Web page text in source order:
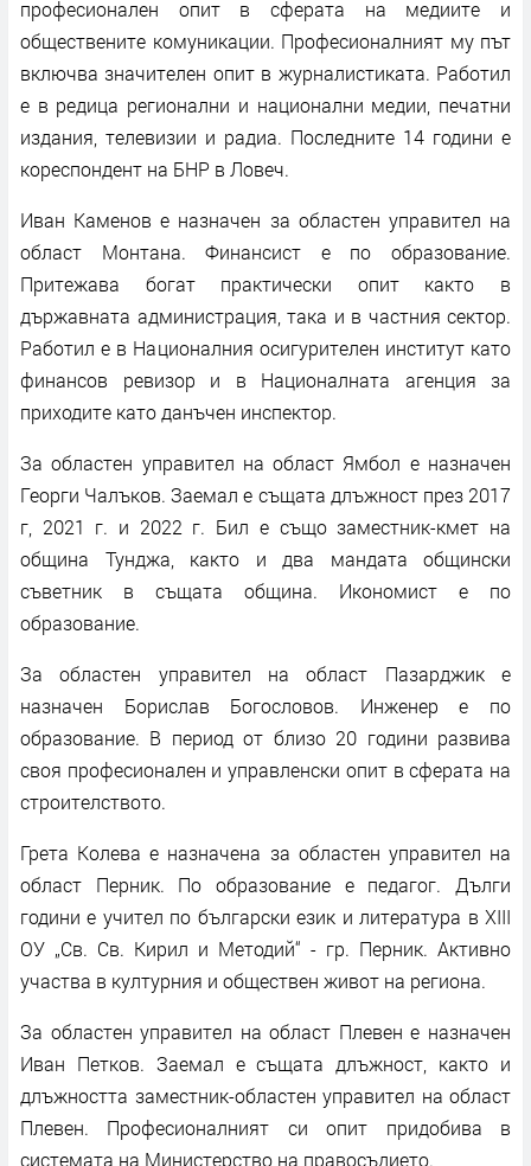
професионален опит в сферата на медиите и
обществените комуникации. Професионалният му път
включва значителен опит в журналистиката. Работил
е в редица регионални и национални медии, печатни
издания, телевизии и радиа. Последните 14 години е
кореспондент на БНР в Ловеч.
Иван Каменов е назначен за областен управител на
област Монтана. Финансист е по образование.
Притежава богат практически опит както в
държавната администрация, така и в частния сектор.
Работил е в Националния осигурителен институт като
финансов ревизор и в Националната агенция за
приходите като данъчен инспектор.
За областен управител на област Ямбол е назначен
Георги Чалъков. Заемал е същата длъжност през 2017
г, 2021 г. и 2022 г. Бил е също заместник-кмет на
община Тунджа, както и два мандата общински
съветник в същата община. Икономист е по
образование.
За областен управител на област Пазарджик е
назначен Борислав Богословов. Инженер е по
образование. В период от близо 20 години развива
своя професионален и управленски опит в сферата на
строителството.
Грета Колева е назначена за областен управител на
област Перник. По образование е педагог. Дълги
години е учител по български език и литература в XIII
ОУ „Св. Св. Кирил и Методий“ - гр. Перник. Активно
участва в културния и обществен живот на региона.
За областен управител на област Плевен е назначен
Иван Петков. Заемал е същата длъжност, както и
длъжността заместник-областен управител на област
Плевен. Професионалният си опит придобива в
системата на Министерство на правосъдието.